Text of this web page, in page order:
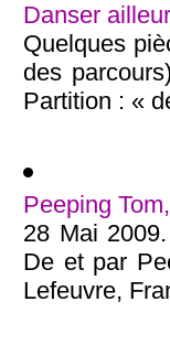
Danser
Quelques
des
Partition : «
Peeping
28 Mai
De et par
Lefeuvre,